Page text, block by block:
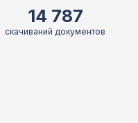
14 787
скачиваний документов